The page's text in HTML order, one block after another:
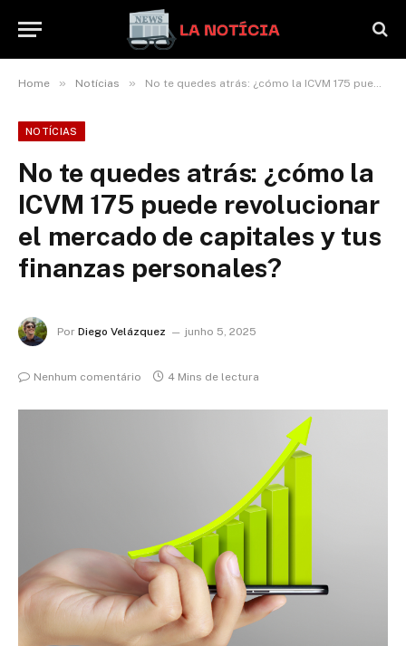
Home » Notícias » No te quedes atrás: ¿cómo la ICVM 175 puede revolucionar el mercado de capitales y tus finanzas personales?
NOTÍCIAS
No te quedes atrás: ¿cómo la
ICVM 175 puede revolucionar
el mercado de capitales y tus
finanzas personales?
Por Diego Velázquez junho 5, 2025
Nenhum comentário 4 Mins de lectura